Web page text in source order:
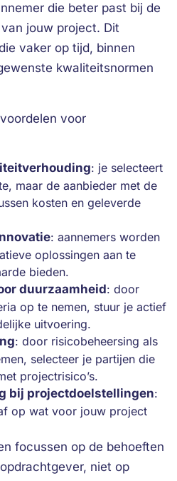
die beter past bij de
jouw project. Dit
vaker op tijd, binnen
kwaliteitsnormen
voor
: je selecteert
maar de aanbieder met de
kosten en geleverde
: aannemers worden
oplossingen aan te
bieden.
duurzaamheid: door
op te nemen, stuur je actief
uitvoering.
: door risicobeheersing als
selecteer je partijen die
projectrisico’s.
bij projectdoelstellingen:
op wat voor jouw project
focussen op de behoeften
niet op